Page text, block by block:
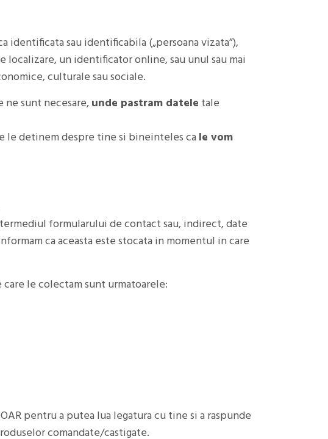
sau identificabila („persoana vizata”),
localizare, un identificator online, sau unul sau mai
culturale sau sociale.
ne sunt necesare,unde pastram datele tale
le detinem despre tine si bineinteles cale vom
formularului de contact sau, indirect, date
ca aceasta este stocata in momentul in care
le colectam sunt urmatoarele:
pentru a putea lua legatura cu tine si a raspunde
comandate/castigate.